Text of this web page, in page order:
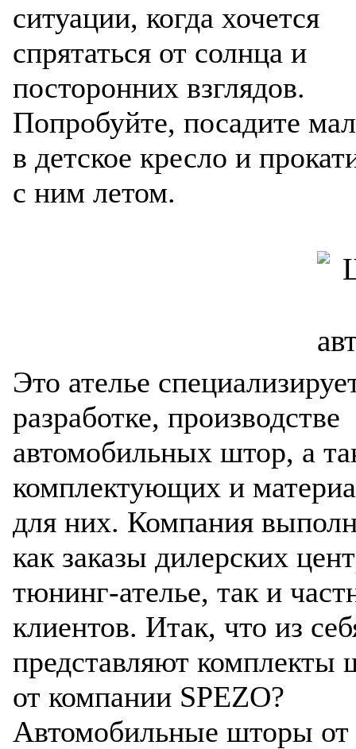
ситуации, когда хочется
спрятаться от солнца и
посторонних взглядов.
Попробуйте, посадите
в детское кресло и
с ним летом.
Это ателье
разработке, производстве
автомобильных штор, а
комплектующих и
для них. Компания
как заказы дилерских
тюнинг-ателье, так и
клиентов. Итак, что из
представляют комплекты
от компании SPEZO?
Автомобильные шторы от